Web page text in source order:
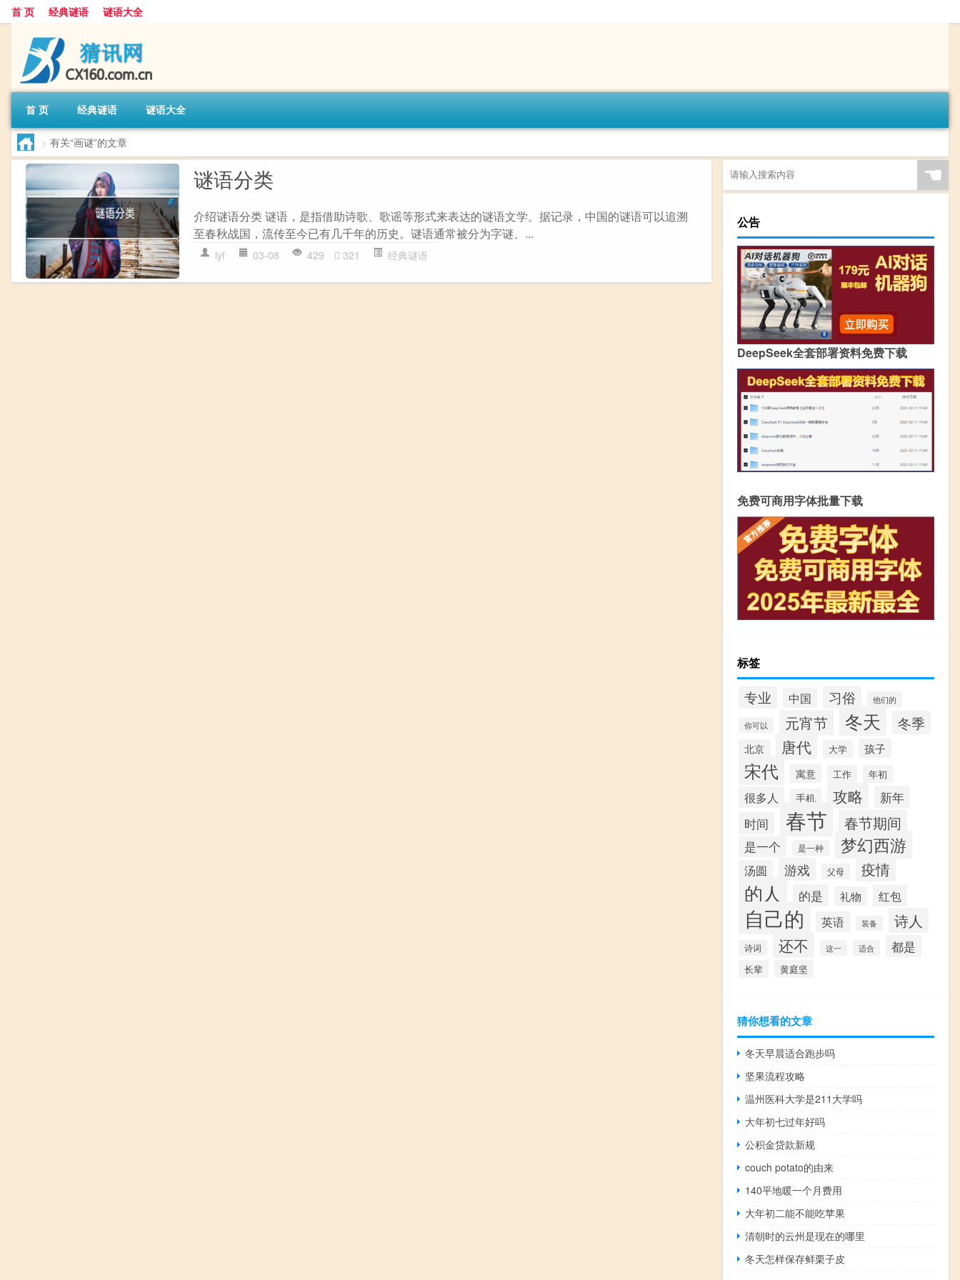
首 页 经典谜语 谜语大全
首 页 经典谜语 谜语大全
> 有关“画谜”的文章
谜语分类
介绍谜语分类 谜语，是指借助诗歌、歌谣等形式来表达的谜语文学。据记录，中国的谜语可以追溯
至春秋战国，流传至今已有几千年的历史。谜语通常被分为字谜、...
lyf 03-08 429 321 经典谜语
☚
公告
DeepSeek全套部署资料免费下载
免费可商用字体批量下载
标签
专业 中国 习俗 他们的
你可以 元宵节 冬天 冬季
北京 唐代 大学 孩子
宋代 寓意 工作 年初
很多人 手机 攻略
新年
时间
春节 春节期间
是一个 是一种 梦幻西游
汤圆 游戏 父母 疫情
的人 的是 礼物 红包
自己的 英语 装备 诗人
诗词 还不 这一 适合 都是
长辈 黄庭坚
猜你想看的文章
冬天早晨适合跑步吗
坚果流程攻略
温州医科大学是211大学吗
大年初七过年好吗
公积金贷款新规
couch potato的由来
140平地暖一个月费用
大年初二能不能吃苹果
清朝时的云州是现在的哪里
冬天怎样保存鲜栗子皮